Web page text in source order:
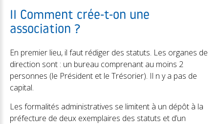
II Comment crée-t-on une
association ?
En premier lieu, il faut rédiger des statuts. Les organes de
direction sont : un bureau comprenant au moins 2
personnes (le Président et le Trésorier). Il n y a pas de
capital.
Les formalités administratives se limitent à un dépôt à la
préfecture de deux exemplaires des statuts et d’un